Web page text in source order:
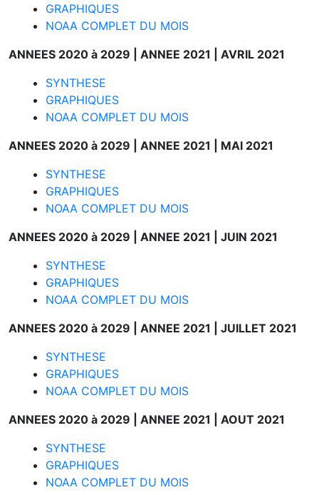
GRAPHIQUES
NOAA COMPLET DU MOIS
ANNEES 2020 à 2029 | ANNEE 2021 | AVRIL 2021
SYNTHESE
GRAPHIQUES
NOAA COMPLET DU MOIS
ANNEES 2020 à 2029 | ANNEE 2021 | MAI 2021
SYNTHESE
GRAPHIQUES
NOAA COMPLET DU MOIS
ANNEES 2020 à 2029 | ANNEE 2021 | JUIN 2021
SYNTHESE
GRAPHIQUES
NOAA COMPLET DU MOIS
ANNEES 2020 à 2029 | ANNEE 2021 | JUILLET 2021
SYNTHESE
GRAPHIQUES
NOAA COMPLET DU MOIS
ANNEES 2020 à 2029 | ANNEE 2021 | AOUT 2021
SYNTHESE
GRAPHIQUES
NOAA COMPLET DU MOIS